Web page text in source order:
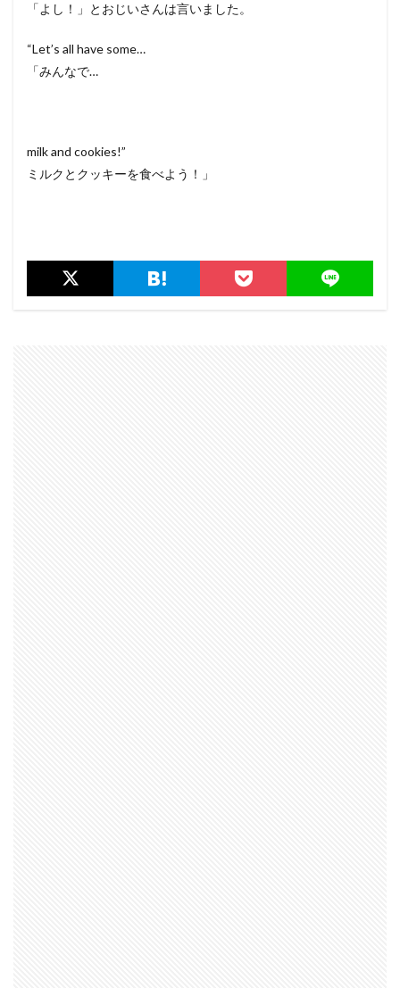
「よし！」とおじいさんは言いました。
“Let’s all have some…
「みんなで…
milk and cookies!”
ミルクとクッキーを食べよう！」